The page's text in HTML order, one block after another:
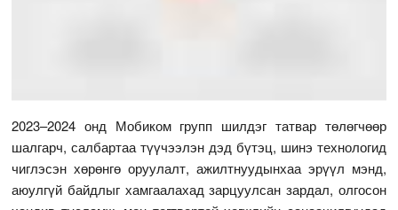
2023–2024 онд Мобиком групп шилдэг татвар төлөгчөөр
шалгарч, салбартаа түүчээлэн дэд бүтэц, шинэ технологид
чиглэсэн хөрөнгө оруулалт, ажилтнуудынхаа эрүүл мэнд,
аюулгүй байдлыг хамгаалахад зарцуулсан зардал, олгосон